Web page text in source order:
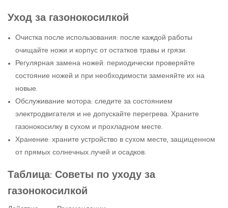
Уход за газонокосилкой
Очистка после использования: после каждой работы
очищайте ножи и корпус от остатков травы и грязи.
Регулярная замена ножей: периодически проверяйте
состояние ножей и при необходимости заменяйте их на
новые.
Обслуживание мотора: следите за состоянием
электродвигателя и не допускайте перегрева. Храните
газонокосилку в сухом и прохладном месте.
Хранение: храните устройство в сухом месте, защищенном
от прямых солнечных лучей и осадков.
Таблица: Советы по уходу за
газонокосилкой